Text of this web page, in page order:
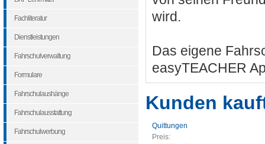
wird.
Das eigene
easyTEACHER
Kunden
Quittungen
Preis:
Fachliteratur
Dienstleistungen
Fahrschulverwaltung
Formulare
Fahrschulaushänge
Fahrschulausstattung
Fahrschulwerbung